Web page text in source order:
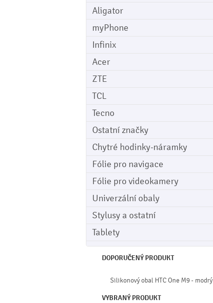
Aligator
myPhone
Infinix
Acer
ZTE
TCL
Tecno
Ostatní značky
Chytré hodinky-náramky
Fólie pro navigace
Fólie pro videokamery
Univerzální obaly
Stylusy a ostatní
Tablety
DOPORUČENÝ PRODUKT
Silikonový obal HTC One M9 - modrý
VYBRANÝ PRODUKT